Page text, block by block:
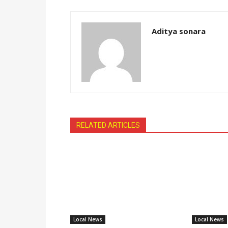
Aditya sonara
RELATED ARTICLES
Local News Local News